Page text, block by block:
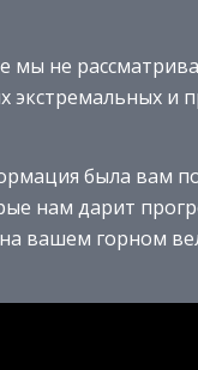
мы не
экстремальных и
была вам
нам дарит
вашем горном